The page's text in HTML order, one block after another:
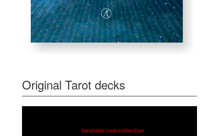
Original Tarot decks